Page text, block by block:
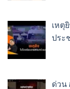
เหตุ
ประ
ด่วน